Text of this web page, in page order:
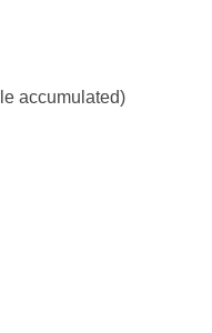
accumulated)